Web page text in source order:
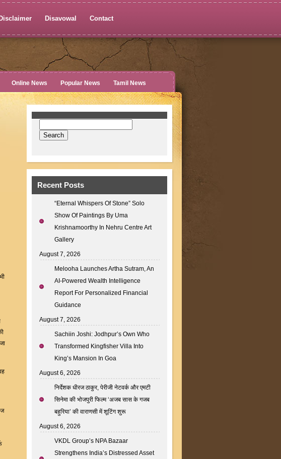
Disclaimer Disavowal Contact
Online News Popular News Tamil News
Recent Posts
“Eternal Whispers Of Stone” Solo
Show Of Paintings By Uma
Krishnamoorthy In Nehru Centre Art
Gallery
August 7, 2026
Melooha Launches Artha Sutram, An
AI-Powered Wealth Intelligence
Report For Personalized Financial
Guidance
August 7, 2026
Sachiin Joshi: Jodhpur’s Own Who
Transformed Kingfisher Villa Into
King’s Mansion In Goa
August 6, 2026
निर्देशक धीरज ठाकुर, पेरीजी नेटवर्क और एमटी
सिनेमा की भोजपुरी फिल्म ‘अजब सास के गजब
बहुरिया’ की वाराणसी में शूटिंग शुरू
August 6, 2026
VKDL Group’s NPA Bazaar
Strengthens India’s Distressed Asset